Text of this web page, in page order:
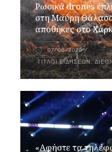
Ρωσικά drones
στη Μαύρη
αποθήκες στο
07/08/2026
ΤΊΤΛΟΙ ΕΙΔΉΣΕΩΝ,
«Αφήστε τα